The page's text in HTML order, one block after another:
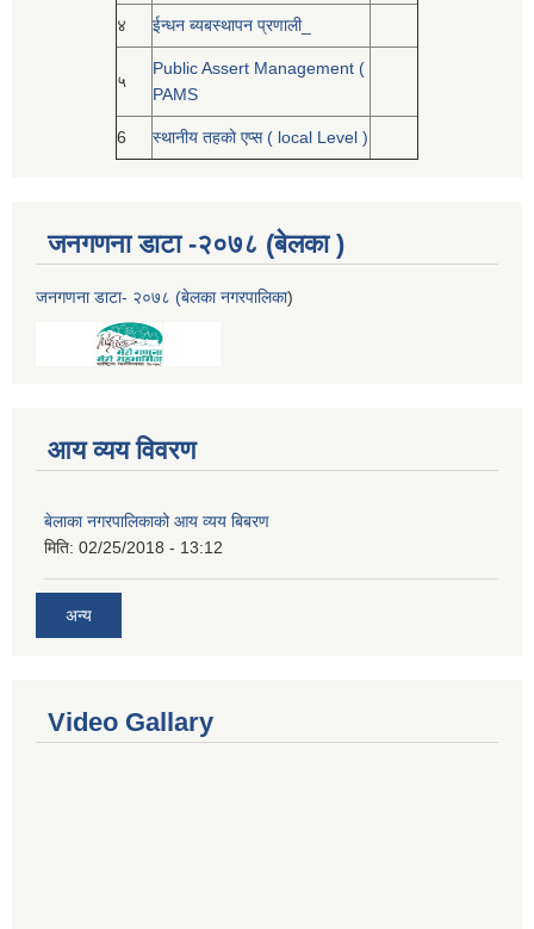
४ ईन्धन ब्यबस्थापन प्रणाली_
५
Public Assert Management (
PAMS
6 स्थानीय तहको एप्स ( local Level )
जनगणना डाटा -२०७८ (बेलका )
जनगणना डाटा- २०७८ (बेलका नगरपालिका)
आय व्यय विवरण
बेलाका नगरपालिकाको आय व्यय बिबरण
मिति: 02/25/2018 - 13:12
अन्य
Video Gallary